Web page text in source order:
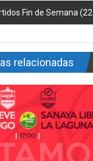
Fin de Semana
relacionadas